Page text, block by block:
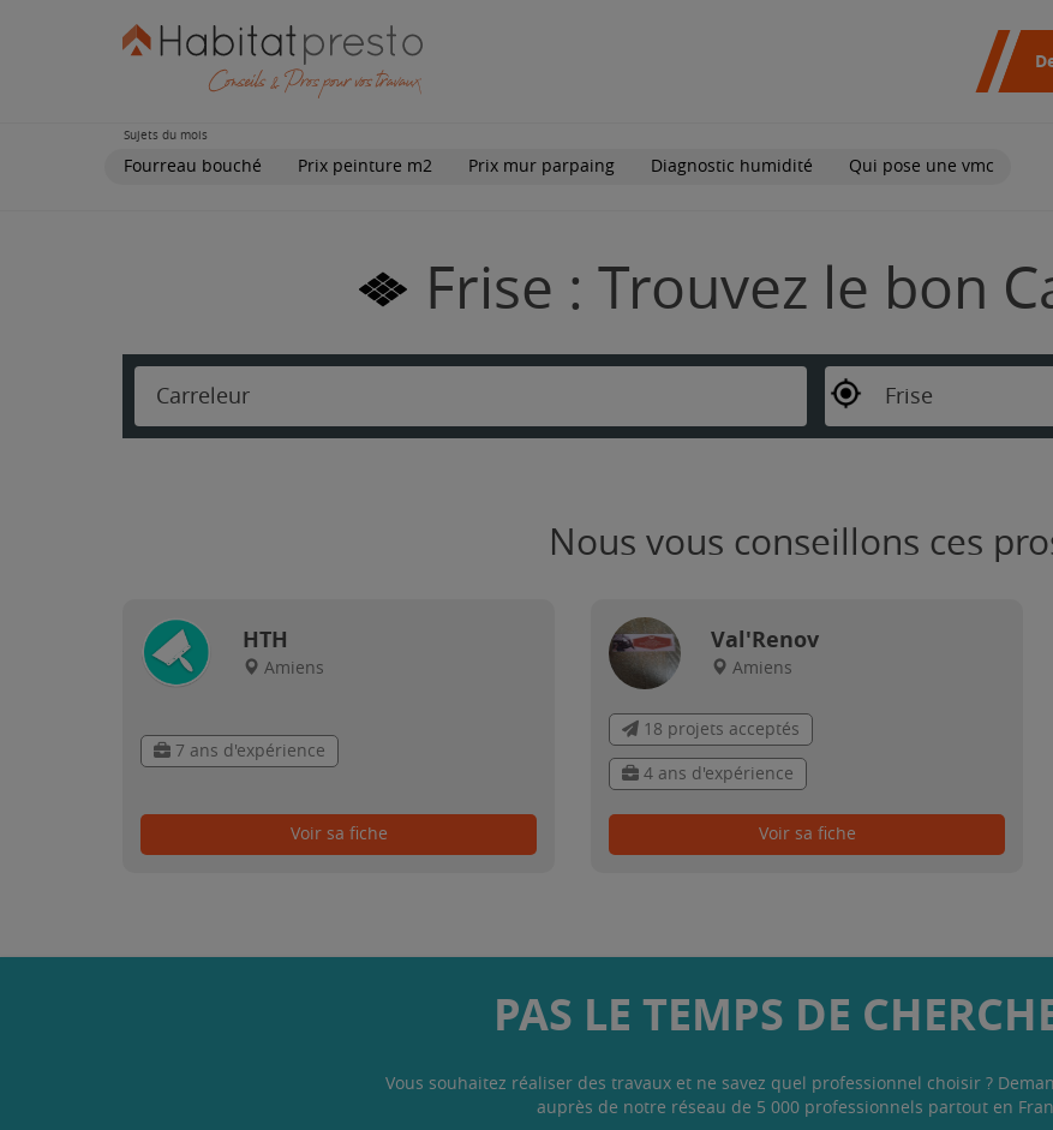
Sujets du mois
Fourreau bouché Prix peinture m2 Prix mur parpaing Diagnostic humidité Qui pose une vmc
Frise : Trouvez le bon
Carreleur Frise
Nous vous conseillons ces
HTH
Amiens
7 ans d'expérience
Voir sa fiche
Val'Renov
Amiens
18 projets acceptés
4 ans d'expérience
Voir sa fiche
PAS LE TEMPS DE
Vous souhaitez réaliser des travaux et ne savez quel professionnel choisir ?
auprès de notre réseau de 5 000 professionnels partout en